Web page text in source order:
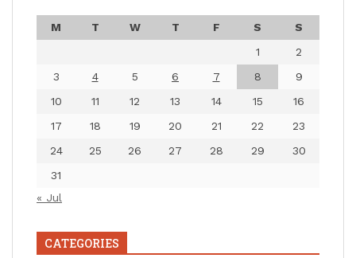
M T W T F S
S
1
2
3
4 5 6 7 8
9
10
11 12 13 14 15
16
17
18 19 20 21 22
23
24
25 26 27 28 29
30
31
« Jul
CATEGORIES